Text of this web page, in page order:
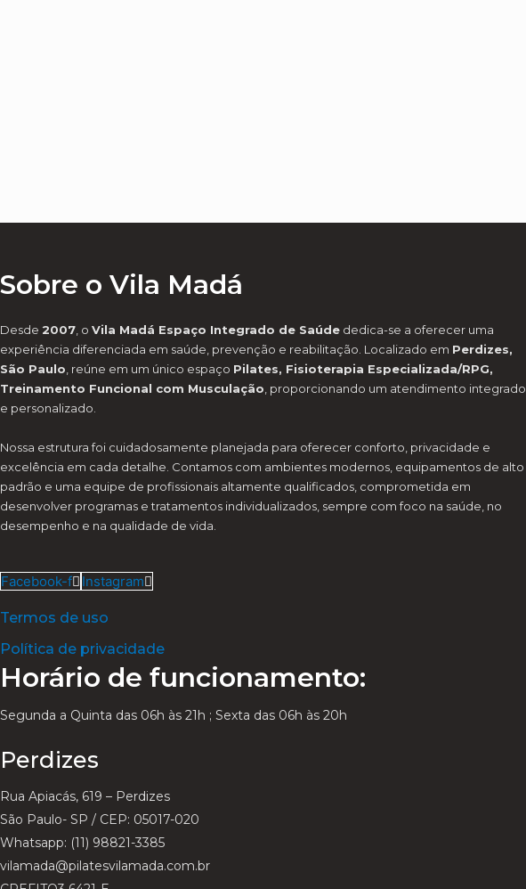
Sobre o Vila Madá
Desde 2007 , o Vila Madá Espaço Integrado de Saúde dedica-se a oferecer uma
experiência diferenciada em saúde, prevenção e reabilitação. Localizado em Perdizes,
São Paulo , reúne em um único espaço Pilates, Fisioterapia Especializada/RPG,
Treinamento Funcional com Musculação , proporcionando um atendimento integrado
e personalizado.
Nossa estrutura foi cuidadosamente planejada para oferecer conforto, privacidade e
excelência em cada detalhe. Contamos com ambientes modernos, equipamentos de alto
padrão e uma equipe de profissionais altamente qualificados, comprometida em
desenvolver programas e tratamentos individualizados, sempre com foco na saúde, no
desempenho e na qualidade de vida.
Facebook-f Instagram
Termos de uso
Política de privacidade
Horário de funcionamento:
Segunda a Quinta das 06h às 21h ; Sexta das 06h às 20h
Perdizes
Rua Apiacás, 619 – Perdizes
São Paulo- SP / CEP: 05017-020
Whatsapp: (11) 98821-3385
vilamada@pilatesvilamada.com.br